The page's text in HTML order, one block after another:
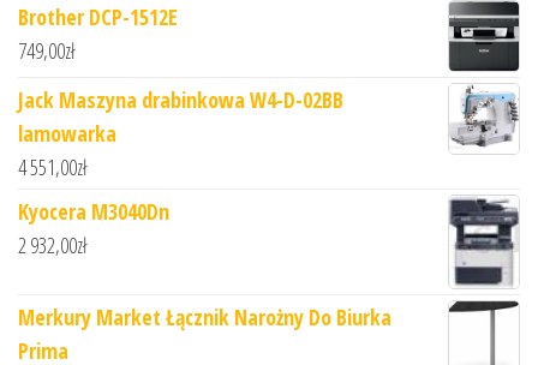
Brother DCP-1512E
749,00zł
Jack Maszyna drabinkowa W4-D-02BB
lamowarka
4 551,00zł
Kyocera M3040Dn
2 932,00zł
Merkury Market Łącznik Narożny Do Biurka
Prima